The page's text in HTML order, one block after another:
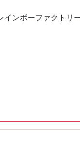
ンボーファクトリ